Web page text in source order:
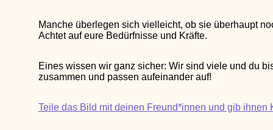
Manche überlegen sich vielleicht, ob sie überhaupt
Achtet auf eure Bedürfnisse und Kräfte.
Eines wissen wir ganz sicher: Wir sind viele und du
zusammen und passen aufeinander auf!
Teile das Bild mit deinen Freund*innen und gib ihnen